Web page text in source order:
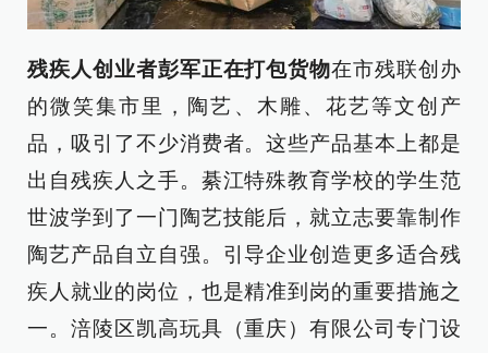
残疾人创业者彭军正在打包货物在市残联创办
的微笑集市里，陶艺、木雕、花艺等文创产
品，吸引了不少消费者。这些产品基本上都是
出自残疾人之手。綦江特殊教育学校的学生范
世波学到了一门陶艺技能后，就立志要靠制作
陶艺产品自立自强。引导企业创造更多适合残
疾人就业的岗位，也是精准到岗的重要措施之
一。涪陵区凯高玩具（重庆）有限公司专门设